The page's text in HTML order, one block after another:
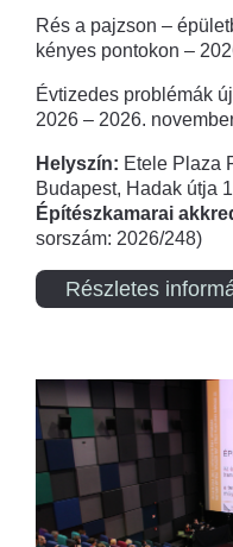
Rés a pajzson –
kényes pontokon –
Évtizedes problémák
2026 – 2026.
Helyszín: Etele Plaza
Budapest, Hadak útja
Építészkamarai
sorszám: 2026/248)
Részletes